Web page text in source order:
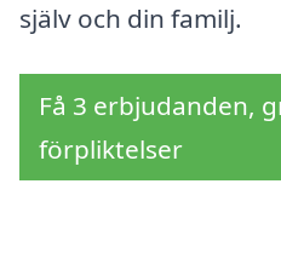
själv och din familj.
Få 3 erbjudanden,
förpliktelser